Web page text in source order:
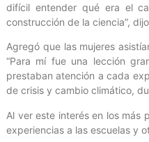
difícil entender qué era el
construcción de la ciencia”,
Agregó que las mujeres
“Para mí fue una lección
prestaban atención a cada
de crisis y cambio climático,
Al ver este interés en los más
experiencias a las escuelas y